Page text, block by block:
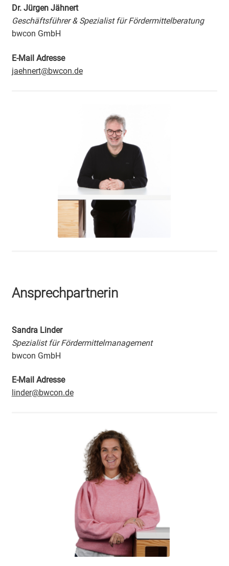
Dr. Jürgen Jähnert
Geschäftsführer & Spezialist für Fördermittelberatung
bwcon GmbH
E-Mail Adresse
jaehnert@bwcon.de
Ansprechpartnerin
Sandra Linder
Spezialist für Fördermittelmanagement
bwcon GmbH
E-Mail Adresse
linder@bwcon.de